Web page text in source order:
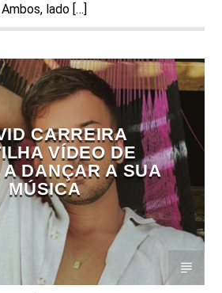
lado […]
CARREIRA
VÍDEO DE
A DANÇAR A SUA
MÚSICA